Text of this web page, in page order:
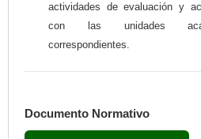
actividades de evaluación y
con las unidades
correspondientes.
Documento Normativo